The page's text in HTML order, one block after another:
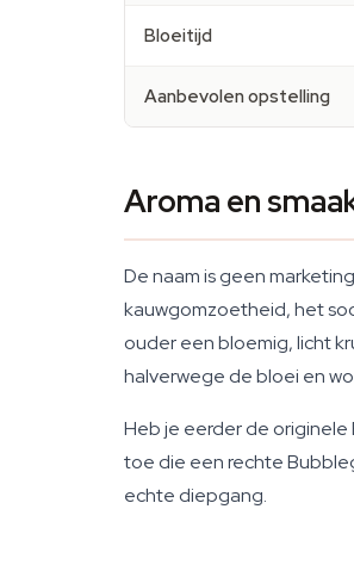
Bloeitijd
Aanbevolen opstelling
Aroma en
De naam is geen
kauwgomzoetheid, het
ouder een bloemig, licht
halverwege de bloei en
Heb je eerder de
toe die een rechte
echte diepgang.